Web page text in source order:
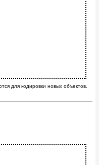
для кодировки новых объектов.